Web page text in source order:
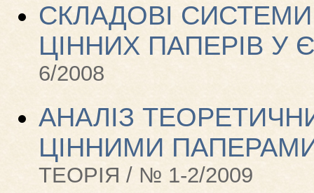
СКЛАДОВІ
ЦІННИХ ПАПЕРІВ У
6/2008
АНАЛІЗ
ЦІННИМИ
ТЕОРІЯ / № 1-2/2009